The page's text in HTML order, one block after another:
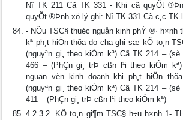
Nî TK 211 Cã TK 331 - Khi cã quyÕt
quyÕt ®Þnh xö lý ghi: Nî TK 331 Cã c¸c TK
- NÕu TSC§ thuéc nguån kinh phÝ ®· h×nh
kª ph¸t hiÖn thõa do ch­a ghi sæ kÕ to¸n
(nguyªn gi¸ theo kiÓm kª) Cã TK 214 –
466 – (PhÇn gi¸ trÞ cßn l¹i theo kiÓm
nguån vèn kinh doanh khi ph¸t hiÖn
(nguyªn gi¸ theo kiÓm kª) Cã TK 214 –
411 – (PhÇn gi¸ trÞ cßn l¹i theo kiÓm kª)
4.2.3.2. KÕ to¸n gi¶m TSC§ h÷u h×nh 1-